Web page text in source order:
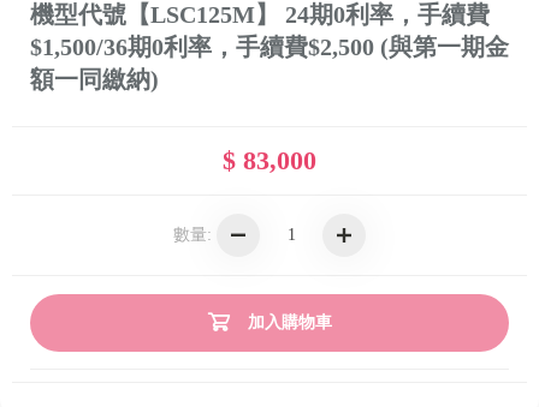
機型代號【LSC125M】 24期0利率，手續費
$1,500/36期0利率，手續費$2,500 (與第一期金
額一同繳納)
$ 83,000
數量:
加入購物車